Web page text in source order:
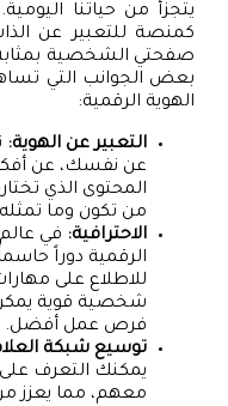
يتجزأ من حياتنا
كمنصة للتعبير عن
صفحتي الشخصية
بعض الجوانب التي
الهوية الرقمية:
التعبير عن الهوية:
عن نفسك، عن
المحتوى الذي
من تكون وما
الاحترافية: في
الرقمية دوراً
للاطلاع على
شخصية قوية
فرص عمل أفضل.
توسيع شبكة
يمكنك التعرف
معهم، مما يعزز